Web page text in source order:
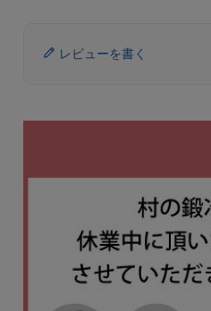
レビューを書く